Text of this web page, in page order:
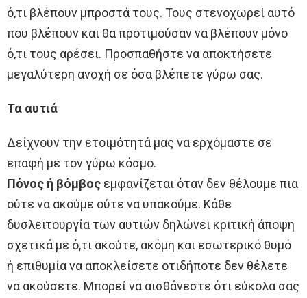
ό,τι βλέπουν μπροστά τους. Τους στενοχωρεί αυτό
που βλέπουν και θα προτιμούσαν να βλέπουν μόνο
ό,τι τους αρέσει. Προσπαθήστε να αποκτήσετε
μεγαλύτερη ανοχή σε όσα βλέπετε γύρω σας.
Τα αυτιά
Δείχνουν την ετοιμότητά μας να ερχόμαστε σε
επαφή με τον γύρω κόσμο.
Πόνος ή βόμβος εμφανίζεται όταν δεν θέλουμε πια
ούτε να ακούμε ούτε να υπακούμε. Κάθε
δυσλειτουργία των αυτιών δηλώνει κριτική άποψη
σχετικά με ό,τι ακούτε, ακόμη και εσωτερικό θυμό
ή επιθυμία να αποκλείσετε οτιδήποτε δεν θέλετε
να ακούσετε. Μπορεί να αισθάνεστε ότι εύκολα σας